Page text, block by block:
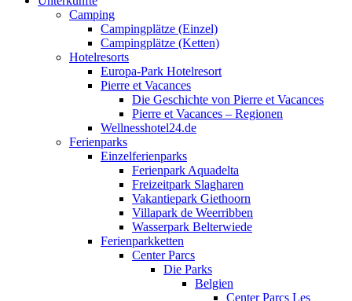
Camping
Campingplätze (Einzel)
Campingplätze (Ketten)
Hotelresorts
Europa-Park Hotelresort
Pierre et Vacances
Die Geschichte von Pierre et Vacances
Pierre et Vacances – Regionen
Wellnesshotel24.de
Ferienparks
Einzelferienparks
Ferienpark Aquadelta
Freizeitpark Slagharen
Vakantiepark Giethoorn
Villapark de Weerribben
Wasserpark Belterwiede
Ferienparkketten
Center Parcs
Die Parks
Belgien
Center Parcs Les